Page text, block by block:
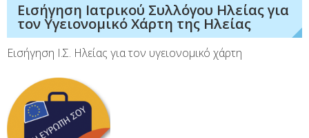
Εισήγηση Ιατρικού Συλλόγου Ηλείας για
τον Υγειονομικό Χάρτη της Ηλείας
Εισήγηση Ι.Σ. Ηλείας για τον υγειονομικό χάρτη